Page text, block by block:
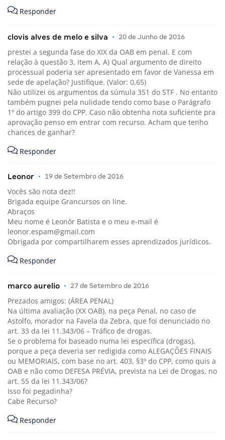
Responder
clovis alves de melo e silva • 20 de Junho de 2016
prestei a segunda fase do XIX da OAB em penal. E com
relação à questão 3, item A, A) Qual argumento de direito
processual poderia ser apresentado em favor de Vanessa em
sede de apelação? Justifique. (Valor: 0,65)
Não utilizei os argumentos da súmula 351 do STF . No entanto
também pugnei pela nulidade tendo como base o Parágrafo
1º do artigo 399 do CPP. Caso não obtenha nota suficiente pra
aprovação penso em entrar com recurso. Acham que tenho
chances de ganhar?
Responder
Leonor • 19 de Setembro de 2016
Vocês são nota dez!!
Brigada equipe Grancursos on line.
Abraços
Meu nome é Leonôr Batista e o meu e-mail é
leonor.espam@gmail.com
Obrigada por compartilharem esses aprendizados jurídicos.
Responder
marco aurelio • 27 de Setembro de 2016
Prezados amigos: (ÁREA PENAL)
Na última avaliação (XX OAB), na peça Penal, no caso de
Astolfo, morador na Favela da Zebra, que foi denunciado no
art. 33 da lei 11.343/06 – Tráfico de drogas.
Se o problema foi baseado numa lei específica (drogas),
porque a peça deveria ser redigida como ALEGAÇÕES FINAIS
ou MEMORIAIS, com base no art. 403, §3º do CPP, como quis a
OAB e não como DEFESA PRÉVIA, prevista na Lei de Drogas, no
art. 55 da lei 11.343/06?
Isso foi pegadinha?
Cabe Recurso?
Responder